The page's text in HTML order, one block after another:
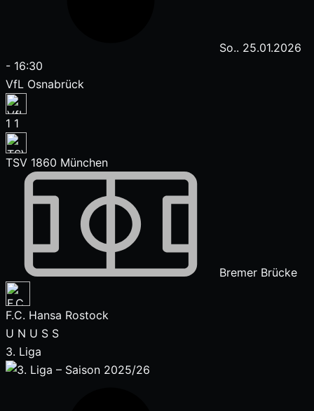
So.. 25.01.2026
- 16:30
VfL Osnabrück
1 1
TSV 1860 München
Bremer Brücke
F.C. Hansa Rostock
U N U S S
3. Liga